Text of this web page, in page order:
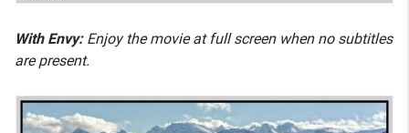
With Envy:Enjoy the movie at full screen when no subtitles
are present.